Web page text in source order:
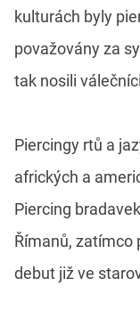
kulturách byly
považovány za
tak nosili
Piercingy rtů a
afrických a
Piercing
Římanů, zatímco
debut již ve